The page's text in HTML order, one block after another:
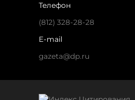
Телефон
(812) 328-28-28
E-mail
gazeta@dp.ru